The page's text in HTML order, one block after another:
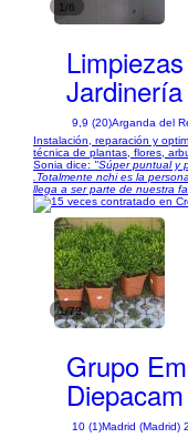
1/6
9,9 (20)Arganda del
Instalación, reparación y
técnica de plantas, flores,
Sonia dice: "Súper puntual y
.Totalmente nchi es la
llega a ser parte de nuestra
1/72
Grupo
Diepacam
10 (1)Madrid (Madrid)